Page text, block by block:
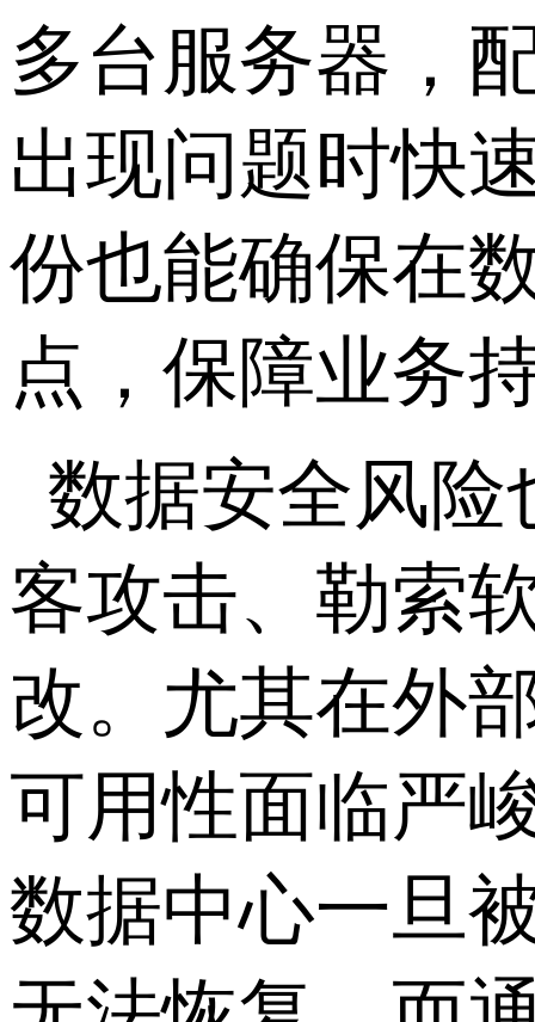
多台服务器，
出现问题时快
份也能确保在
点，保障业务
数据安全风险
客攻击、勒索
改。尤其在外
可用性面临严
数据中心一旦